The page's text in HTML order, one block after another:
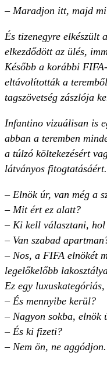
– Maradjon itt, majd mi
És tizenegyre elkészült
elkezdődött az ülés,
Később a korábbi
eltávolították a
tagszövetség zászlója
Infantino vizuálisan is
abban a teremben
a túlzó költekezésért
látványos fitogtatásáért.
– Elnök úr, van még a
– Mit ért ez alatt?
– Ki kell választani,
– Van szabad
– Nos, a FIFA elnökét
legelőkelőbb
Ez egy
– És mennyibe kerül?
– Nagyon sokba, elnök
– És ki fizeti?
– Nem ön, ne